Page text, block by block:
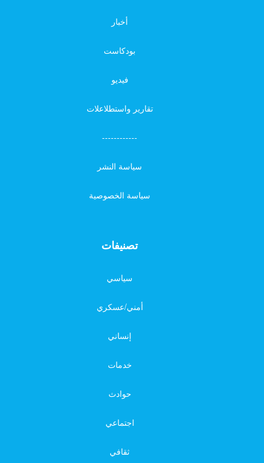
أخبار
بودكاست
فيديو
تقارير واستطلاعلات
------------
سياسة النشر
سياسة الخصوصية
تصنيفات
سياسي
أمني/عسكري
إنساني
خدمات
حوادث
اجتماعي
ثقافي